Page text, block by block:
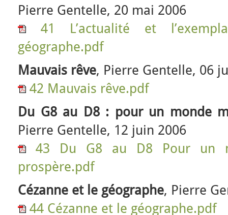
Pierre Gentelle, 20 mai 2006
41 L’actualité et
géographe.pdf
Mauvais rêve, Pierre Gentelle, 06
42 Mauvais rêve.pdf
Du G8 au D8 : pour un monde
Pierre Gentelle, 12 juin 2006
43 Du G8 au D8 Pour un
prospère.pdf
Cézanne et le géographe, Pierre
44 Cézanne et le géographe.pdf